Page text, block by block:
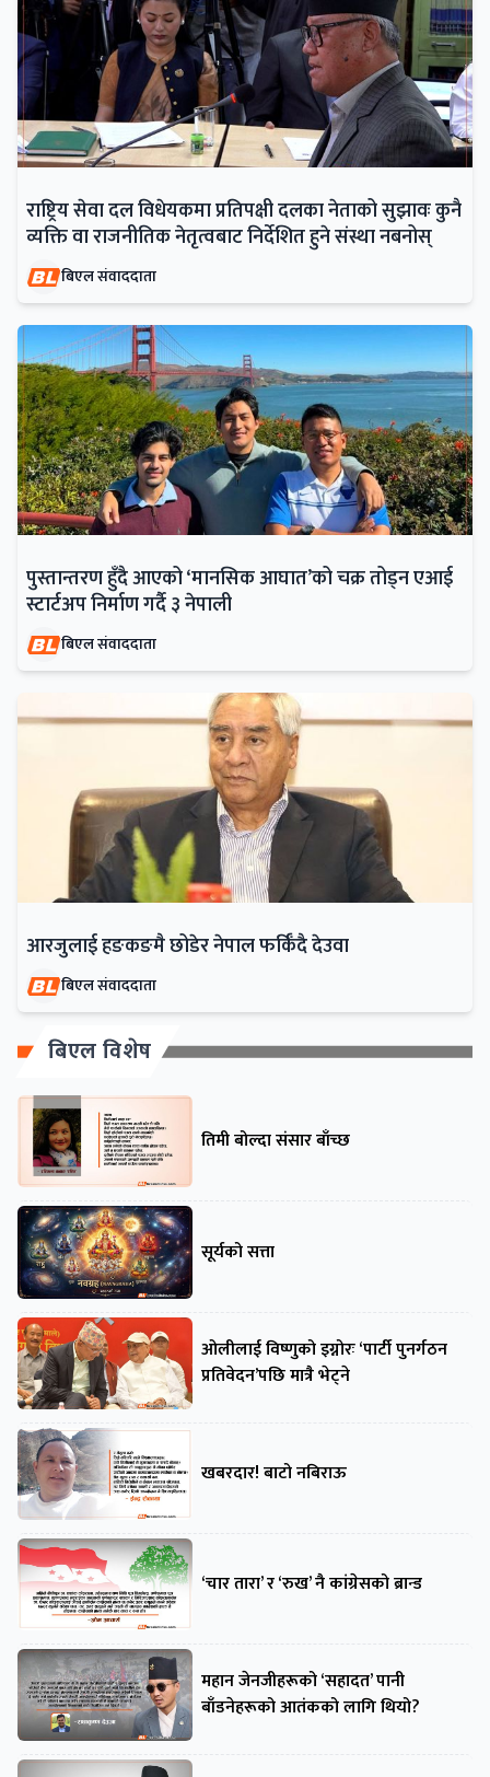
राष्ट्रिय सेवा दल विधेयकमा प्रतिपक्षी दलका नेताको सुझावः कुनै
व्यक्ति वा राजनीतिक नेतृत्वबाट निर्देशित हुने संस्था नबनोस्
बिएल संवाददाता
पुस्तान्तरण हुँदै आएको ‘मानसिक आघात’को चक्र तोड्न एआई
स्टार्टअप निर्माण गर्दै ३ नेपाली
बिएल संवाददाता
आरजुलाई हङकङमै छोडेर नेपाल फर्किँदै देउवा
बिएल संवाददाता
बिएल विशेष
तिमी बोल्दा संसार बाँच्छ
सूर्यको सत्ता
ओलीलाई विष्णुको इग्नोरः ‘पार्टी पुनर्गठन
प्रतिवेदन’पछि मात्रै भेट्ने
खबरदार! बाटो नबिराऊ
‘चार तारा’ र ‘रुख’ नै कांग्रेसको ब्रान्ड
महान जेनजीहरूको ‘सहादत’ पानी
बाँडनेहरूको आतंकको लागि थियो?